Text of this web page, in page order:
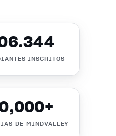
INSCRITOS
DE MINDVALLEY